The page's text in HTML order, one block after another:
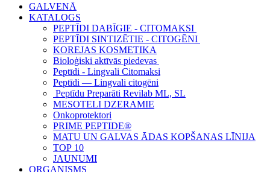
GALVENĀ
KATALOGS
PEPTĪDI DABĪGIE - CITOMAKSI
PEPTĪDI SINTIZĒTIE - CITOGĒNI
KOREJAS KOSMETIKA
Bioloģiski aktīvās piedevas
Peptīdi - Lingvali Citomaksi
Peptīdi — Lingvali citogēni
Peptīdu Preparāti Revilab ML, SL
MESOTELI DZERAMIE
Onkoprotektori
PRIME PEPTIDE®
MATU UN GALVAS ĀDAS KOPŠANAS LĪNIJA
TOP 10
JAUNUMI
ORGANISMS